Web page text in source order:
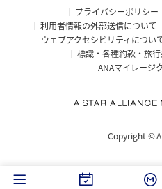
プライバシーポリシー
利用者情報の外部送信について
ウェブアクセシビリティについ
標識・各種約款・旅
ANAマイレージ
Copyright ©